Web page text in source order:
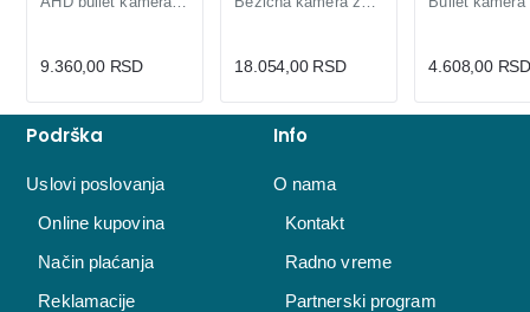
9.360,00 RSD 18.054,00 RSD 4.608,00 RSD
Podrška
Uslovi poslovanja
Online kupovina
Način plaćanja
Reklamacije
Info
O nama
Kontakt
Radno vreme
Partnerski program